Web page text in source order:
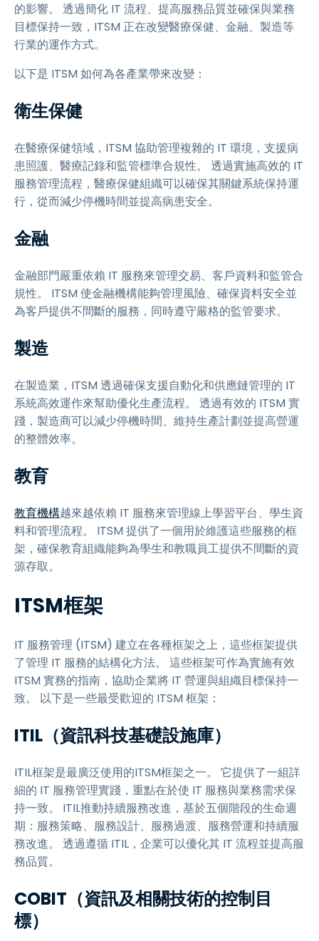
的影響。 透過簡化 IT 流程、提高服務品質並確保與業務
目標保持一致，ITSM 正在改變醫療保健、金融、製造等
行業的運作方式。
以下是 ITSM 如何為各產業帶來改變：
衛生保健
在醫療保健領域，ITSM 協助管理複雜的 IT 環境，支援病
患照護、醫療記錄和監管標準合規性。 透過實施高效的 IT
服務管理流程，醫療保健組織可以確保其關鍵系統保持運
行，從而減少停機時間並提高病患安全。
金融
金融部門嚴重依賴 IT 服務來管理交易、客戶資料和監管合
規性。 ITSM 使金融機構能夠管理風險、確保資料安全並
為客戶提供不間斷的服務，同時遵守嚴格的監管要求。
製造
在製造業，ITSM 透過確保支援自動化和供應鏈管理的 IT
系統高效運作來幫助優化生產流程。 透過有效的 ITSM 實
踐，製造商可以減少停機時間、維持生產計劃並提高營運
的整體效率。
教育
教育機構越來越依賴 IT 服務來管理線上學習平台、學生資
料和管理流程。 ITSM 提供了一個用於維護這些服務的框
架，確保教育組織能夠為學生和教職員工提供不間斷的資
源存取。
ITSM框架
IT 服務管理 (ITSM) 建立在各種框架之上，這些框架提供
了管理 IT 服務的結構化方法。 這些框架可作為實施有效
ITSM 實務的指南，協助企業將 IT 營運與組織目標保持一
致。 以下是一些最受歡迎的 ITSM 框架：
ITIL（資訊科技基礎設施庫）
ITIL框架是最廣泛使用的ITSM框架之一。 它提供了一組詳
細的 IT 服務管理實踐，重點在於使 IT 服務與業務需求保
持一致。 ITIL推動持續服務改進，基於五個階段的生命週
期：服務策略、服務設計、服務過渡、服務營運和持續服
務改進。 透過遵循 ITIL，企業可以優化其 IT 流程並提高服
務品質。
COBIT（資訊及相關技術的控制目
標）